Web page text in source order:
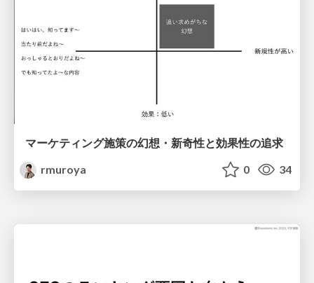
マーケティング施策の幻想・新奇性と効果性の追求
rmuroya
0 34